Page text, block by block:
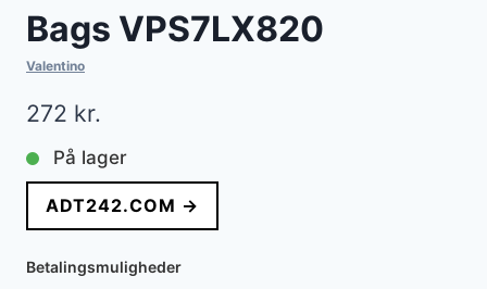
Bags VPS7LX820
Valentino
272 kr.
På lager
ADT242.COM →
Betalingsmuligheder